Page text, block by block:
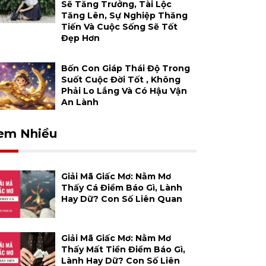
Sẽ Tăng Trưởng, Tài Lộc
Tăng Lên, Sự Nghiệp Thăng
Tiến Và Cuộc Sống Sẽ Tốt
Đẹp Hơn
Bốn Con Giáp Thái Độ Trong
Suốt Cuộc Đời Tốt , Không
Phải Lo Lắng Và Có Hậu Vận
An Lành
Nhiều
Giải Mã Giấc Mơ: Nằm Mơ
Thấy Cá Điềm Báo Gì, Lành
Hay Dữ? Con Số Liên Quan
Giải Mã Giấc Mơ: Nằm Mơ
Thấy Mất Tiền Điềm Báo Gì,
Lành Hay Dữ? Con Số Liên